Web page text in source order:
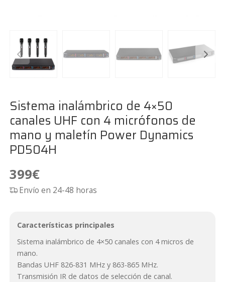
Sistema inalámbrico de 4×50
canales UHF con 4 micrófonos de
mano y maletín Power Dynamics
PD504H
399€
Envío en 24-48 horas
Características principales
Sistema inalámbrico de 4×50 canales con 4 micros de
mano.
Bandas UHF 826-831 MHz y 863-865 MHz.
Transmisión IR de datos de selección de canal.